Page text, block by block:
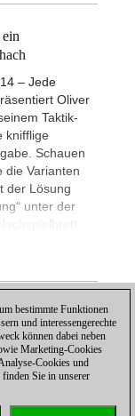
– Jede
Oliver
Taktik-
knifflige
Schauen
die Varianten
der Lösung
unter der
bestimmte Funktionen
und interessengerechte
können dabei neben
Marketing-Cookies
Cookies und
Sie in unserer